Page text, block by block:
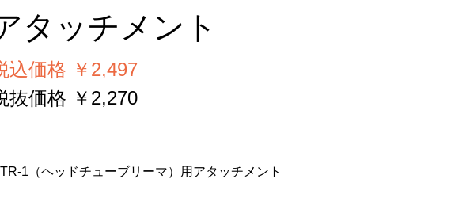
タッチメント
込価格 ￥2,497
抜価格 ￥2,270
1（ヘッドチューブリーマ）用アタッチメント